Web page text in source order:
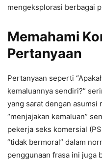
mengeksplorasi berbagai
Memahami
Pertanyaan
Pertanyaan seperti
kemaluannya sendiri?”
yang sarat dengan asumsi
“menjajakan kemaluan”
pekerja seks komersial
“tidak bermoral” dalam
penggunaan frasa ini juga